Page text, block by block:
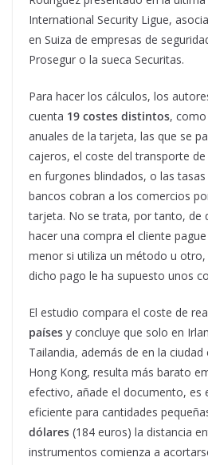
International Security Ligue,
en Suiza de empresas de
Prosegur o la sueca Securitas.
Para hacer los cálculos, los
cuenta 19 costes distintos,
anuales de la tarjeta, las que se
cajeros, el coste del transporte
en furgones blindados, o las
bancos cobran a los comercios
tarjeta. No se trata, por tanto, de
hacer una compra el cliente
menor si utiliza un método u
dicho pago le ha supuesto unos
El estudio compara el coste de
países y concluye que solo en
Tailandia, además de en la
Hong Kong, resulta más barato
efectivo, añade el documento, es
eficiente para cantidades
dólares (184 euros) la distancia
instrumentos comienza a